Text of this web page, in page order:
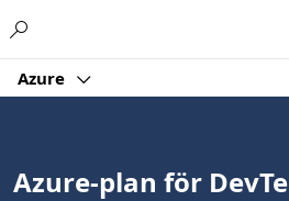
Azure
Azure-plan för